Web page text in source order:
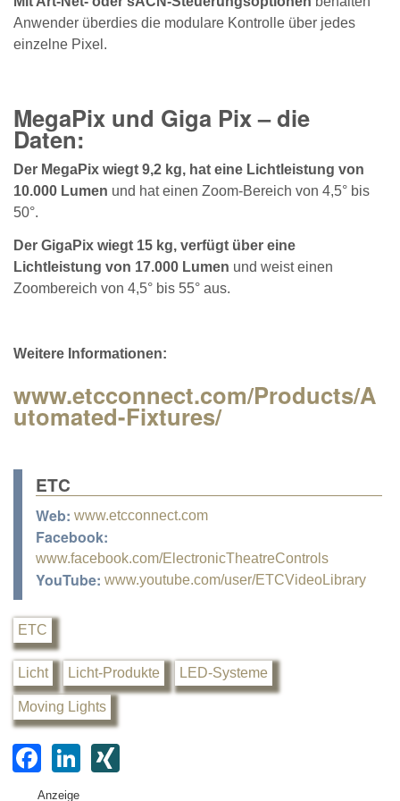
Anwender überdies die modulare Kontrolle über jedes
einzelne Pixel.
MegaPix und Giga Pix – die
Daten:
Der MegaPix wiegt 9,2 kg, hat eine Lichtleistung von
10.000 Lumen und hat einen Zoom-Bereich von 4,5° bis
50°.
Der GigaPix wiegt 15 kg, verfügt über eine
Lichtleistung von 17.000 Lumen und weist einen
Zoombereich von 4,5° bis 55° aus.
Weitere Informationen:
www.etcconnect.com/Products/A
utomated-Fixtures/
ETC
Web: www.etcconnect.com
Facebook:
www.facebook.com/ElectronicTheatreControls
YouTube: www.youtube.com/user/ETCVideoLibrary
ETC
Licht Licht-Produkte LED-Systeme
Moving Lights
F
a
Li
Anzeige